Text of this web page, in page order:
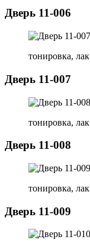
Дверь 11-006
тонировка, лак
Дверь 11-007
тонировка, лак
Дверь 11-008
тонировка, лак
Дверь 11-009